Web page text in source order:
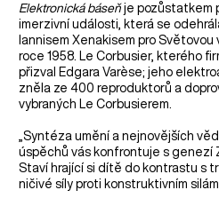
Elektronická báseňje pozůstatkem
imerzivní události, která se
Iannisem Xenakisem pro Světovou
roce 1958. Le Corbusier, kterého
přizval Edgara Varèse; jeho
zněla ze 400 reproduktorů a
vybraných Le Corbusierem.
„Syntéza umění a nejnovějších
úspěchů vás konfrontuje s genezí
Staví hrající si dítě do kontrastu s
ničivé síly proti konstruktivním